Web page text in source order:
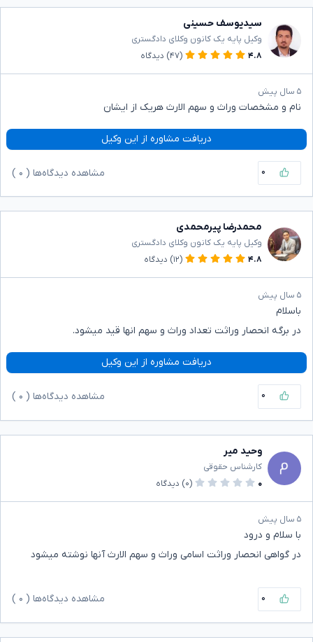
سیدیوسف حسینی
وکیل پایه یک کانون وکلای دادگستری
۴.۸
(۴۷) دیدگاه
۵ سال پیش
نام و مشخصات وراث و سهم الارث هریک از ایشان
دریافت مشاوره از این وکیل
۰ مشاهده دیدگاه‌ها ( ۰
محمدرضا پیرمحمدی
وکیل پایه یک کانون وکلای دادگستری
۴.۸
(۱۲) دیدگاه
۵ سال پیش
باسلام
در برگه انحصار وراثت تعداد وراث و سهم انها قید میشود.
دریافت مشاوره از این وکیل
۰ مشاهده دیدگاه‌ها ( ۰
وحید میر
کارشناس حقوقی
۰
(۰) دیدگاه
۵ سال پیش
با سلام و درود
در گواهی انحصار وراثت اسامی وراث و سهم الارث آنها نوشته میشود
۰ مشاهده دیدگاه‌ها ( ۰